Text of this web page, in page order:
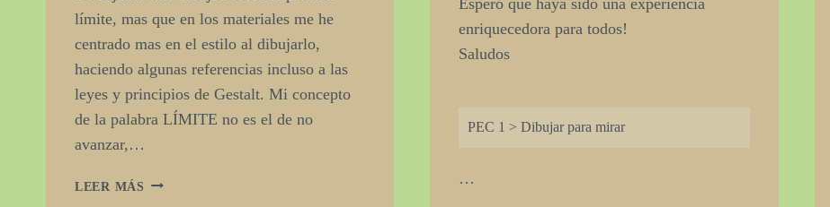
límite, mas que en los materiales me he
centrado mas en el estilo al dibujarlo,
haciendo algunas referencias incluso a las
leyes y principios de Gestalt. Mi concepto
de la palabra LÍMITE no es el de no
avanzar,…
LEER MÁS FLASH
enriquecedora para todos!
Saludos
PEC 1 > Dibujar para mirar
…